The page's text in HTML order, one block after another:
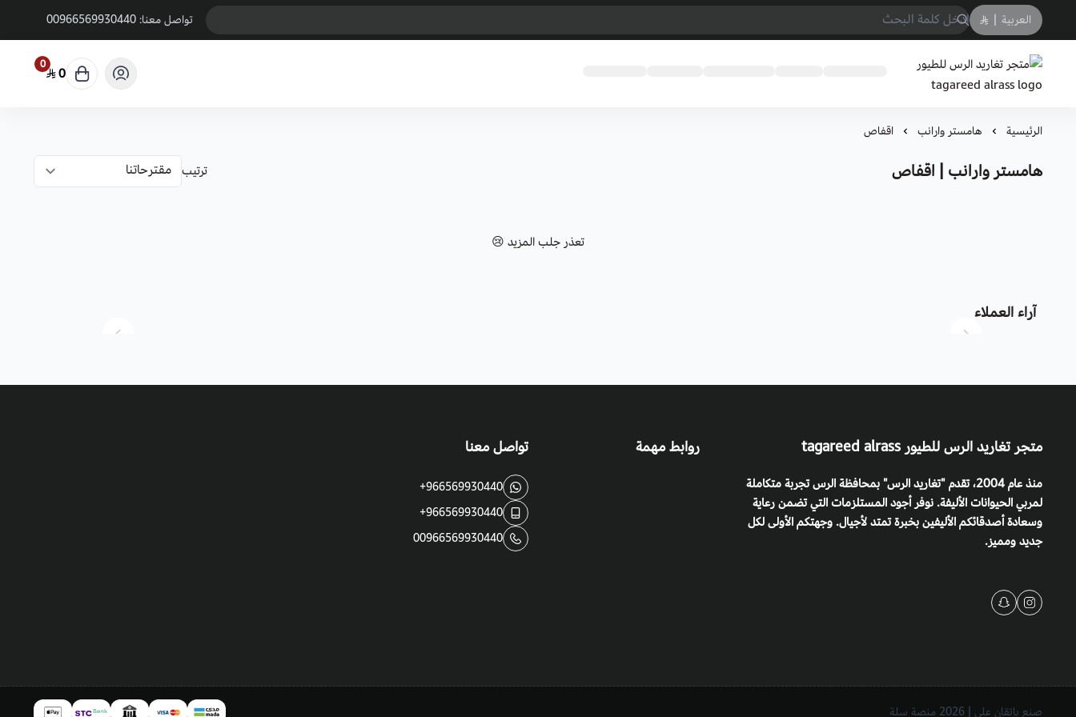
العربية | تواصل معنا: 00966569930440
متجر تغاريد الرس للطيور tagareed alrass
0
0
الرئيسية هامستر وارانب اقفاص
هامستر وارانب | اقفاص ترتيب
تعذر جلب المزيد 😢
آراء العملاء
متجر تغاريد الرس للطيور tagareed alrass
منذ عام 2004، تقدم "تغاريد الرس" بمحافظة الرس تجربة متكاملة
لمربي الحيوانات الأليفة. نوفر أجود المستلزمات التي تضمن رعاية
وسعادة أصدقائكم الأليفين بخبرة تمتد لأجيال. وجهتكم الأولى لكل
جديد ومميز.
روابط مهمة تواصل معنا
+966569930440
+966569930440
00966569930440
صنع بإتقان على | 2026 منصة سلة